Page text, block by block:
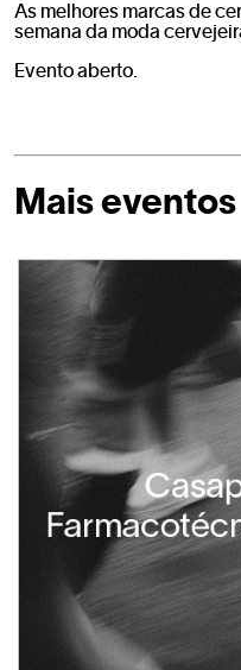
As melhores marcas de
semana da moda
Evento aberto.
Mais eventos